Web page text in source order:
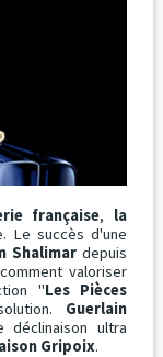
française, la
Le succès d'une
Shalimardepuis
valoriser
"Les Pièces
Guerlain
déclinaison ultra
Gripoix.